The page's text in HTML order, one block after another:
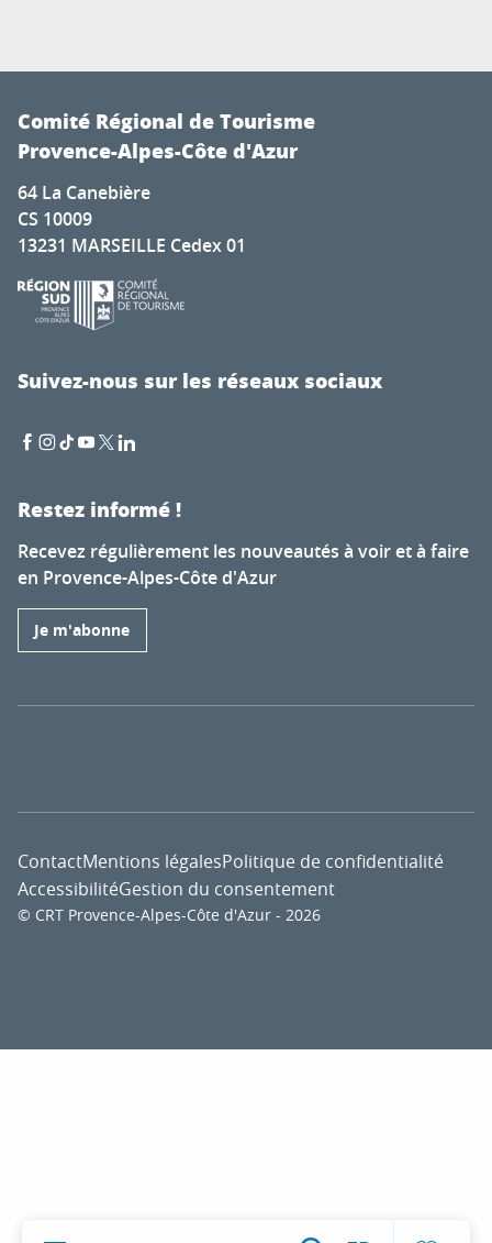
Comité Régional de Tourisme
Provence-Alpes-Côte d'Azur
64 La Canebière
CS 10009
13231 MARSEILLE Cedex 01
Suivez-nous sur les réseaux sociaux
Restez informé !
Recevez régulièrement les nouveautés à voir et à faire
en Provence-Alpes-Côte d'Azur
Je m'abonne
© CRT Provence-Alpes-Côte d'Azur - 2026
ContactMentions légalesPolitique de confidentialité
AccessibilitéGestion du consentement